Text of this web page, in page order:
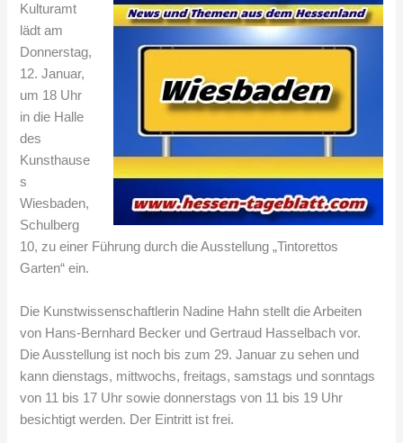
Kulturamt
lädt am
Donnerstag,
12. Januar,
um 18 Uhr
in die Halle
des
Kunsthause
s
Wiesbaden,
Schulberg
10, zu einer Führung durch die Ausstellung „Tintorettos
Garten“ ein.
Die Kunstwissenschaftlerin Nadine Hahn stellt die Arbeiten
von Hans-Bernhard Becker und Gertraud Hasselbach vor.
Die Ausstellung ist noch bis zum 29. Januar zu sehen und
kann dienstags, mittwochs, freitags, samstags und sonntags
von 11 bis 17 Uhr sowie donnerstags von 11 bis 19 Uhr
besichtigt werden. Der Eintritt ist frei.